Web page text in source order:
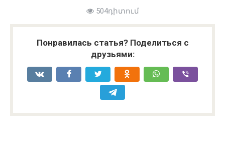
504դիտում
Понравилась статья? Поделиться с
друзьями: